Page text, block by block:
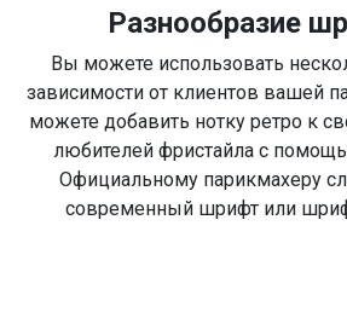
Разнообразие
Вы можете использовать
зависимости от клиентов вашей
можете добавить нотку ретро к
любителей фристайла с
Официальному парикмахеру
современный шрифт или